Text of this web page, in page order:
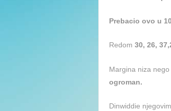
Prebacio ovo u
Redom 30, 26,
Margina niza
ogroman.
Dinwiddie